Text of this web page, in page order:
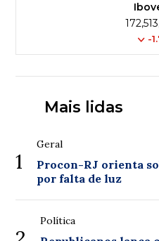
-
Mais lidas
1
Geral
Procon-RJ orienta
por falta de luz
Política